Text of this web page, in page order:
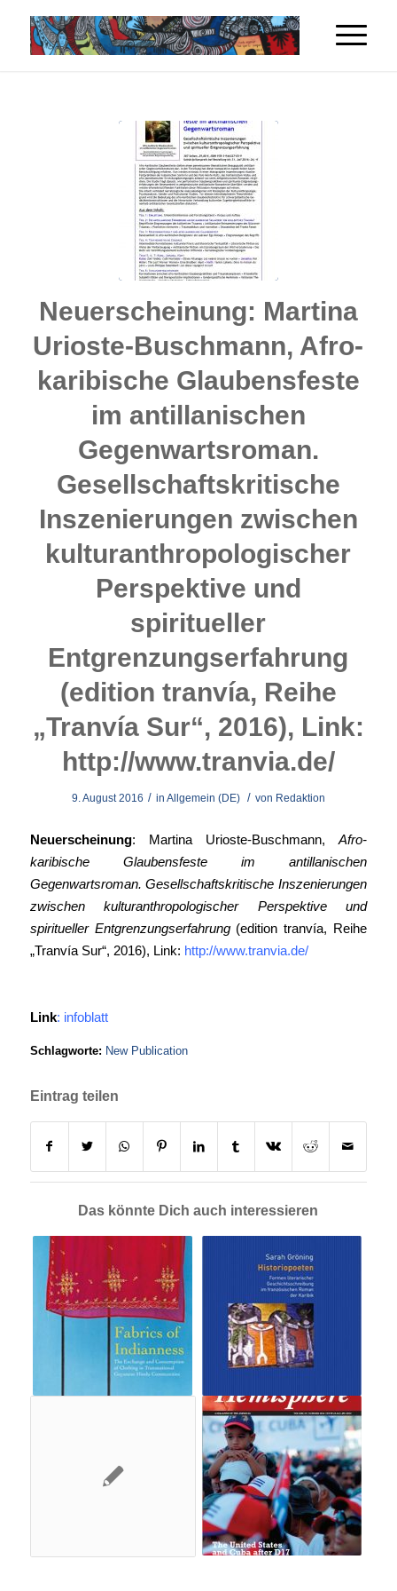
Neuerscheinung: Martina
Urioste-Buschmann, Afro-
karibische Glaubensfeste
im antillanischen
Gegenwartsroman.
Gesellschaftskritische
Inszenierungen zwischen
kulturanthropologischer
Perspektive und
spiritueller
Entgrenzungserfahrung
(edition tranvía, Reihe
„Tranvía Sur“, 2016), Link:
http://www.tranvia.de/
9. August 2016 / in Allgemein (DE) / von Redaktion
Neuerscheinung: Martina Urioste-Buschmann,Afro-
karibische Glaubensfeste im antillanischen
Gegenwartsroman. Gesellschaftskritische Inszenierungen
zwischen kulturanthropologischer Perspektive und
spiritueller Entgrenzungserfahrung(edition tranvía, Reihe
„Tranvía Sur“, 2016), Link: http://www.tranvia.de/
Link: infoblatt
Schlagworte: New Publication
Eintrag teilen
Das könnte Dich auch interessieren